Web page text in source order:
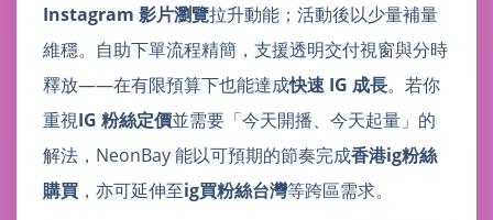
Instagram 影片瀏覽拉升動能；活動後以少量補量
維穩。自助下單流程精簡，支援透明交付視窗與分時
釋放——在有限預算下也能達成快速 IG 成長。若你
重視IG 粉絲定價並需要「今天開播、今天起量」的
解法，NeonBay 能以可預期的節奏完成香港ig粉絲
購買 ，亦可延伸至ig買粉絲台灣等跨區需求。